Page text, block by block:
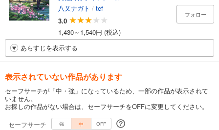
八又ナガト / tef
3.0
1,430～1,540円 (税込)
フォロー
あらすじを表示する
表示されていない作品があります
セーフサーチが「中・強」になっているため、一部の作品が表示されて
いません。
お探しの作品がない場合は、セーフサーチをOFFに変更してください。
セーフサーチ
強 中 OFF